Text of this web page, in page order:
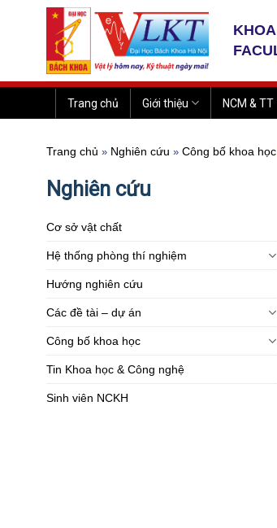
Trang chủ Giới thiệu NCM & TT
Trang chủ » Nghiên cứu » Công bố khoa học
Nghiên cứu
Cơ sở vật chất
Hệ thống phòng thí nghiệm
Hướng nghiên cứu
Các đề tài – dự án
Công bố khoa học
Tin Khoa học & Công nghệ
Sinh viên NCKH